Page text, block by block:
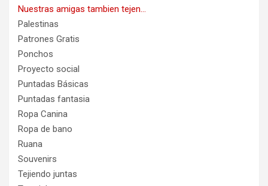
Nuestras amigas tambien tejen…
Palestinas
Patrones Gratis
Ponchos
Proyecto social
Puntadas Básicas
Puntadas fantasia
Ropa Canina
Ropa de bano
Ruana
Souvenirs
Tejiendo juntas